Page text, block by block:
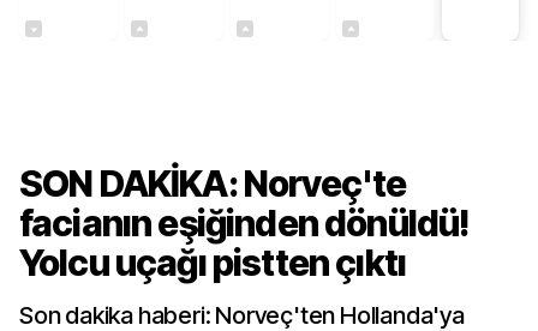
SON DAKİKA: Norveç'te
facianın eşiğinden dönüldü!
Yolcu uçağı pistten çıktı
Son dakika haberi: Norveç'ten Hollanda'ya